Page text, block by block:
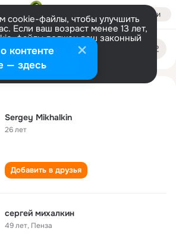
Войти
cookie-файлы, чтобы улучшить
Если ваш возраст менее 13 лет,
файлы должен ваш законный
Больше информации
Настроить
Sergey Mikhalkin
26 лет
Добавить в друзья
сергей михалкин
49 лет, Пенза
контенте
— здесь